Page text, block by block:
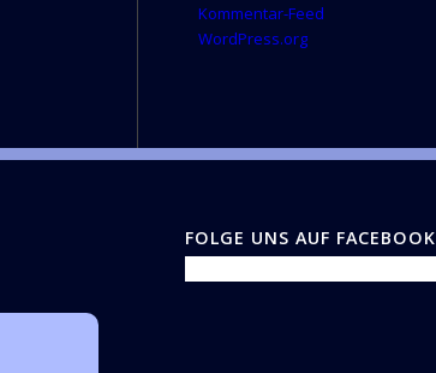
Kommentar-Feed
WordPress.org
FOLGE UNS AUF FACEBOOK